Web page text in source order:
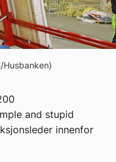
Nyheter
Husbanken)
and stupid
innenfor